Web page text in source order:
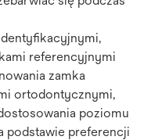
referencyjnymi
zamka
ortodontycznymi,
poziomu
podstawie preferencji